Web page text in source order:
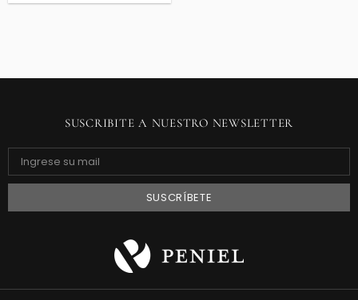
SUSCRIBITE A NUESTRO NEWSLETTER